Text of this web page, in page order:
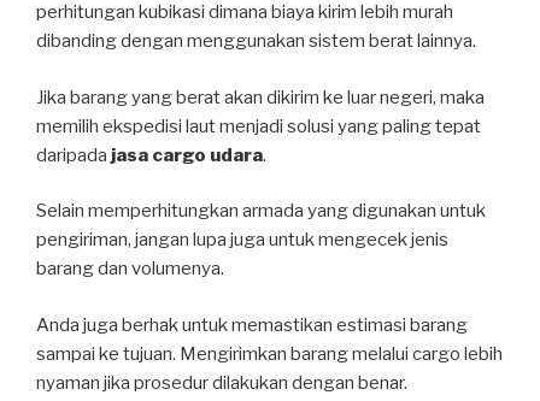
perhitungan kubikasi dimana biaya kirim lebih murah
dibanding dengan menggunakan sistem berat lainnya.
Jika barang yang berat akan dikirim ke luar negeri, maka
memilih ekspedisi laut menjadi solusi yang paling tepat
daripada jasa cargo udara.
Selain memperhitungkan armada yang digunakan untuk
pengiriman, jangan lupa juga untuk mengecek jenis
barang dan volumenya.
Anda juga berhak untuk memastikan estimasi barang
sampai ke tujuan. Mengirimkan barang melalui cargo lebih
nyaman jika prosedur dilakukan dengan benar.